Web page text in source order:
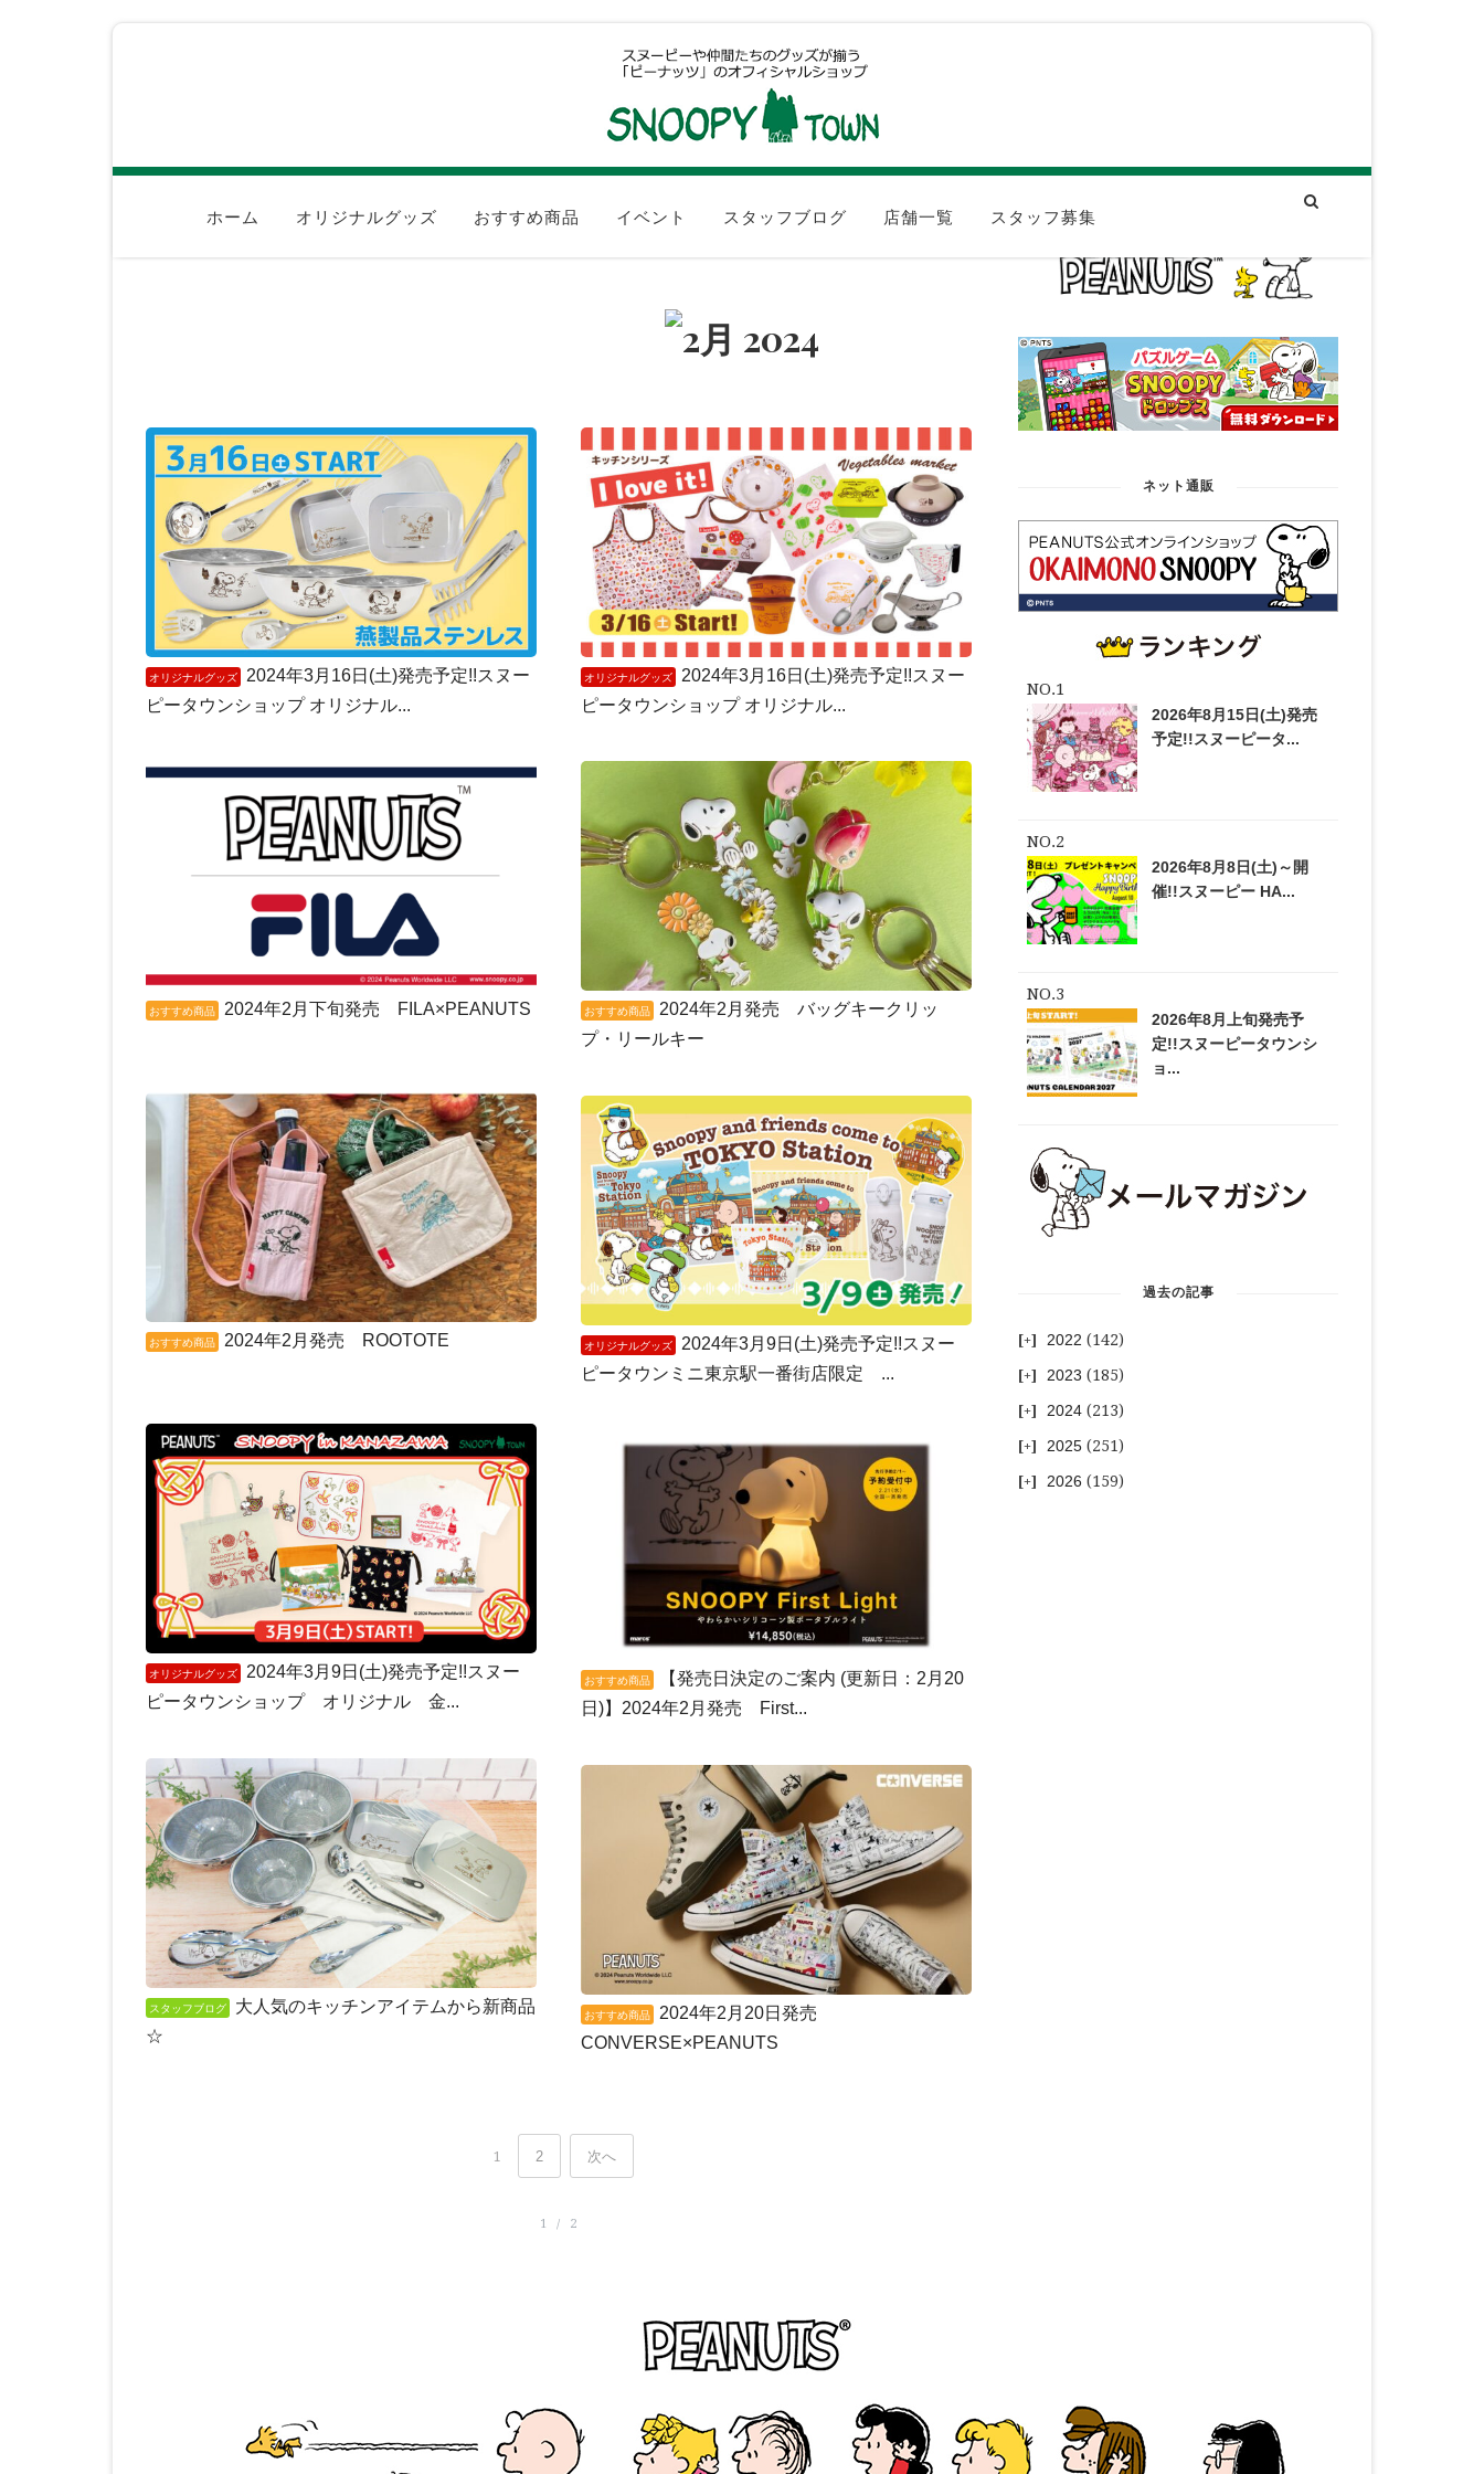
ホーム オリジナルグッズ おすすめ商品 イベント スタッフブログ 店舗一覧 スタッフ募集
オリジナルグッズ
2024年3月16日(土)発売予定!!スヌー
ピータウンショップ オリジナル...
オリジナルグッズ
2024年3月16日(土)発売予定!!スヌー
ピータウンショップ オリジナル...
おすすめ商品 2024年2月下旬発売 FILA×PEANUTS おすすめ商品
2024年2月発売 バッグキークリッ
プ・リールキー
おすすめ商品 2024年2月発売 ROOTOTE オリジナルグッズ
2024年3月9日(土)発売予定!!スヌー
ピータウンミニ東京駅一番街店限定 ...
オリジナルグッズ
2024年3月9日(土)発売予定!!スヌー
ピータウンショップ オリジナル 金...
おすすめ商品
【発売日決定のご案内 (更新日：2月20
日)】2024年2月発売 First...
スタッフブログ
大人気のキッチンアイテムから新商品
☆
おすすめ商品
2024年2月20日発売
CONVERSE×PEANUTS
1 2 次へ
1 / 2
ネット通販
2026年8月15日(土)発売
予定!!スヌーピータ...
2026年8月8日(土)～開
催!!スヌーピー HA...
2026年8月上旬発売予
定!!スヌーピータウンシ
ョ...
過去の記事
2022 (142)
2023 (185)
2024 (213)
2025 (251)
2026 (159)